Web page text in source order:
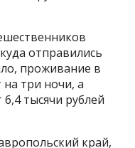
отправились
проживание в
три ночи, а
тысячи рублей
край,